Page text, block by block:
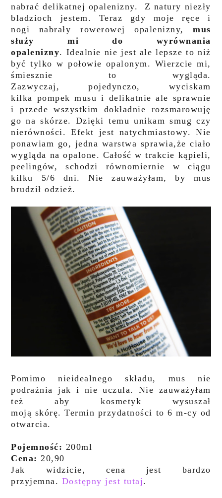
nabrać delikatnej opalenizny. Z natury niezły
bladzioch jestem. Teraz gdy moje ręce i
nogi nabrały rowerowej opalenizny,mus
służy mi do wyrównania
opalenizny. Idealnie nie jest ale lepsze to niż
być tylko w połowie opalonym. Wierzcie mi,
śmiesznie to wygląda.
Zazwyczaj, pojedynczo, wyciskam
kilka pompek musu i delikatnie ale sprawnie
i przede wszystkim dokładnie rozsmarowuję
go na skórze. Dzięki temu unikam smug czy
nierówności. Efekt jest natychmiastowy. Nie
ponawiam go, jedna warstwa sprawia,że ciało
wygląda na opalone. Całość w trakcie kąpieli,
peelingów, schodzi równomiernie w ciągu
kilku 5/6 dni. Nie zauważyłam, by mus
brudził odzież.
Pomimo nieidealnego składu, mus nie
podrażnia jak i nie uczula. Nie zauważyłam
też aby kosmetyk wysuszał
moją skórę. Termin przydatności to 6 m-cy od
otwarcia.
Pojemność: 200ml
Cena: 20,90
Jak widzicie, cena jest bardzo
przyjemna. Dostępny jest tutaj.